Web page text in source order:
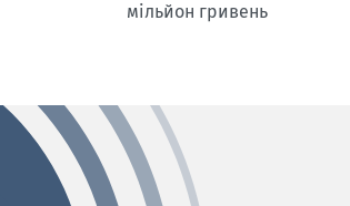
мільйон гривень